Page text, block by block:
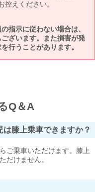
控えください。
指示に従わない場合は、
ざいます。また損害が発
行うことがあります。
Q＆A
膝上乗車できますか？
ご乗車いただけます。膝上
だけません。